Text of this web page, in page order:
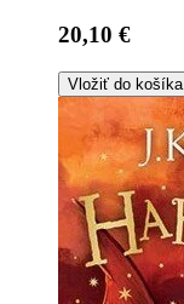
20,10 €
Vložiť do košíka